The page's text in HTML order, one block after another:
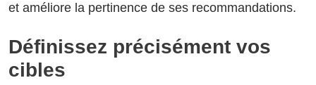
et améliore la pertinence de ses recommandations.
Définissez précisément vos
cibles